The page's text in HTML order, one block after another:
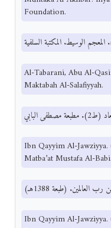
Foundation.
Al-Tabarani, Abu Al-
Maktabah Al-Salafiyyah.
Ibn Qayyim Al-Jawziyya.
Matba’at Mustafa Al-Babi.
Ibn Qayyim Al-Jawziyya.